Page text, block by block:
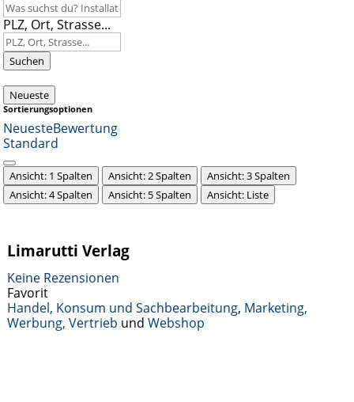
PLZ, Ort, Strasse...
Suchen
Neueste
Sortierungsoptionen
NeuesteBewertung
Standard
Ansicht: 1 Spalten Ansicht: 2 Spalten
Ansicht: 3 Spalten
Ansicht: 4 Spalten
Ansicht: 5 Spalten Ansicht: Liste
Limarutti Verlag
Keine Rezensionen
Favorit
Handel, Konsum und Sachbearbeitung, Marketing,
Werbung, Vertrieb undWebshop